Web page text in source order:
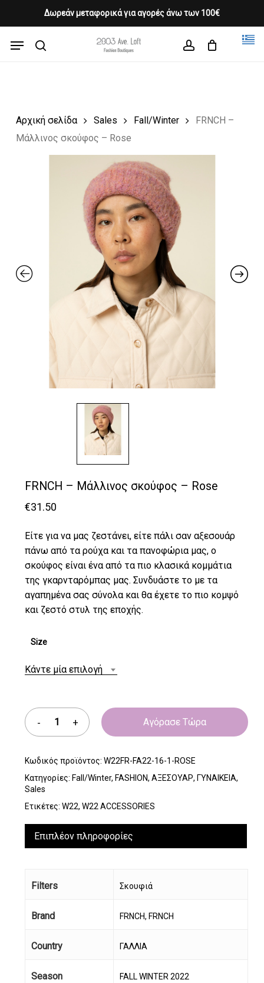
Δωρεάν μεταφορικά για αγορές άνω των 100€
content
Menu
Cart CLOSE
CART
Αρχική σελίδα Sales Fall/Winter
FRNCH –
Μάλλινος σκούφος – Rose
FRNCH – Μάλλινος σκούφος – Rose
€31.50
Είτε για να μας ζεστάνει, είτε πάλι σαν αξεσουάρ
πάνω από τα ρούχα και τα πανοφώρια μας, ο
σκούφος είναι ένα από τα πιο κλασικά κομμάτια
της γκαρνταρόμπας μας. Συνδυάστε το με τα
αγαπημένα σας σύνολα και θα έχετε το πιο κομψό
και ζεστό στυλ της εποχής.
Size
Κάντε μία επιλογή
Αγόρασε Τώρα
Κωδικός προϊόντος: W22FR-FA22-16-1-ROSE
Κατηγορίες: Fall/Winter, FASHION, ΑΞΕΣΟΥΑΡ, ΓΥΝΑΙΚΕΙΑ,
Sales
Ετικέτες: W22, W22 ACCESSORIES
Επιπλέον πληροφορίες
Filters Σκουφιά
Brand FRNCH, FRNCH
Country ΓΑΛΛΙΑ
Season FALL WINTER 2022
Close